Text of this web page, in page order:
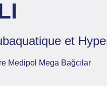
et
Medipol Mega Bağcılar